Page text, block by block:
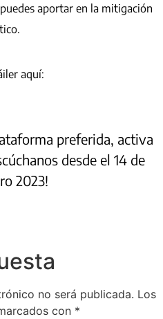
aportar en la mitigación
aquí:
preferida, activa
desde el 14 de
2023!
no será publicada. Los
con *